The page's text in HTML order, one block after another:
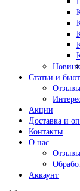
Статьи и
Акции
Доставка и
Контакты
О нас
Отзывы
Аккаунт